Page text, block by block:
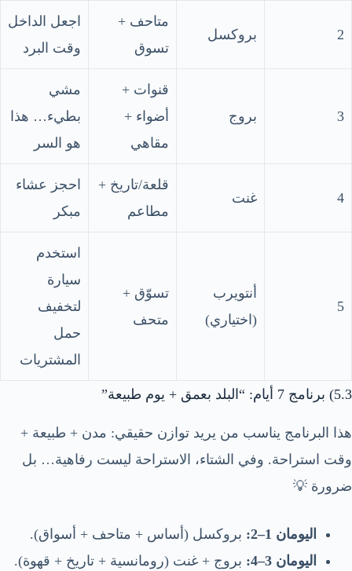
2 بروكسل
متاحف +
تسوق
اجعل الداخل
وقت البرد
3 بروج
قنوات +
أضواء +
مقاهي
مشي
بطيء… هذا
هو السر
4 غنت
قلعة/تاريخ +
مطاعم
احجز عشاء
مبكر
5
أنتويرب
(اختياري)
تسوّق +
متحف
استخدم
سيارة
لتخفيف
حمل
المشتريات
5.3) برنامج 7 أيام: “البلد بعمق + يوم طبيعة”
هذا البرنامج يناسب من يريد توازن حقيقي: مدن + طبيعة +
وقت استراحة. وفي الشتاء، الاستراحة ليست رفاهية… بل
ضرورة 💡
اليومان 1–2:
بروكسل (أساس + متاحف + أسواق).
اليومان 3–4:
بروج + غنت (رومانسية + تاريخ + قهوة).